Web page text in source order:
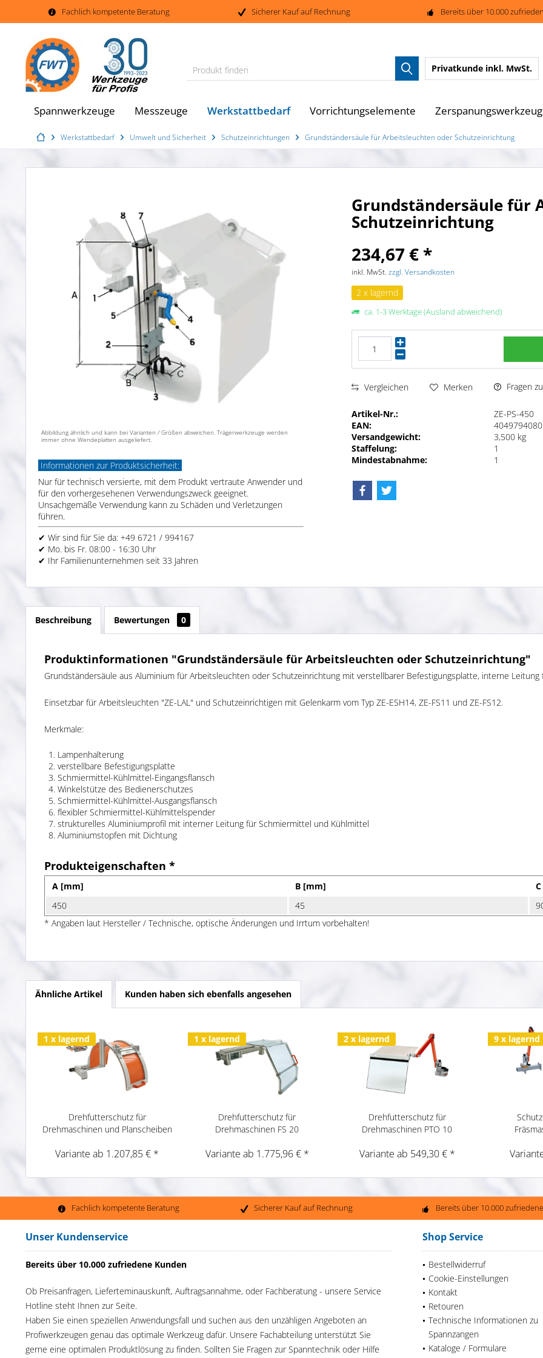
Fachlich kompetente Beratung Sicherer Kauf auf Rechnung Bereits über 10.000
Produkt finden Privatkunde inkl. MwSt.
Spannwerkzeuge Messzeuge Werkstattbedarf Vorrichtungselemente
Werkstattbedarf Umwelt und Sicherheit Schutzeinrichtungen Grundständersäule für Arbeitsleuchten oder Schutzeinrichtung
Abbildung ähnlich und kann bei Varianten / Größen abweichen. Trägerwerkzeuge werden
immer ohne Wendeplatten ausgeliefert.
Informationen zur Produktsicherheit:
Nur für technisch versierte, mit dem Produkt vertraute Anwender und
für den vorhergesehenen Verwendungszweck geeignet.
Unsachgemäße Verwendung kann zu Schäden und Verletzungen
führen.
✔ Wir sind für Sie da: +49 6721 / 994167
✔ Mo. bis Fr. 08:00 - 16:30 Uhr
✔ Ihr Familienunternehmen seit 33 Jahren
Grundständersäule für
Schutzeinrichtung
234,67 € *
inkl. MwSt.zzgl. Versandkosten
2 x lagernd
ca. 1-3 Werktage (Ausland abweichend)
Vergleichen Merken Fragen
Artikel-Nr.:
ZE-PS-450
EAN:
Versandgewicht:
3,500 kg
Staffelung:
1
Mindestabnahme:
1
Beschreibung Bewertungen 0
Produktinformationen "Grundständersäule für Arbeitsleuchten oder Schutzeinrichtung"
Grundständersäule aus Aluminium für Arbeitsleuchten oder Schutzeinrichtung mit verstellbarer Befestigungsplatte, interne
Einsetzbar für Arbeitsleuchten "ZE-LAL" und Schutzeinrichtigen mit Gelenkarm vom Typ ZE-ESH14, ZE-FS11 und ZE-FS12.
Merkmale:
Lampenhalterung
verstellbare Befestigungsplatte
Schmiermittel-Kühlmittel-Eingangsflansch
Winkelstütze des Bedienerschutzes
Schmiermittel-Kühlmittel-Ausgangsflansch
flexibler Schmiermittel-Kühlmittelspender
strukturelles Aluminiumprofil mit interner Leitung für Schmiermittel und Kühlmittel
Aluminiumstopfen mit Dichtung
Produkteigenschaften *
A [mm] B [mm]
450
45
* Angaben laut Hersteller / Technische, optische Änderungen und Irrtum vorbehalten!
Ähnliche Artikel Kunden haben sich ebenfalls angesehen
1 x lagernd
Drehfutterschutz für
Drehmaschinen und Planscheiben
Variante ab 1.207,85 € *
1 x lagernd
Drehfutterschutz für
Drehmaschinen FS 20
Variante ab 1.775,96 € *
2 x lagernd
Drehfutterschutz für
Drehmaschinen PTO 10
Variante ab 549,30 € *
9 x lagernd
Fachlich kompetente Beratung Sicherer Kauf auf Rechnung Bereits über 10.000
Unser Kundenservice
Bereits über 10.000 zufriedene Kunden
Ob Preisanfragen, Lieferteminauskunft, Auftragsannahme, oder Fachberatung - unsere Service
Hotline steht Ihnen zur Seite.
Haben Sie einen speziellen Anwendungsfall und suchen aus den unzähligen Angeboten an
Profiwerkzeugen genau das optimale Werkzeug dafür. Unsere Fachabteilung unterstützt Sie
gerne eine optimalen Produktlösung zu finden. Sollten Sie Fragen zur Spanntechnik oder Hilfe
Shop Service
Bestellwiderruf
Cookie-Einstellungen
Kontakt
Retouren
Technische Informationen zu
Spannzangen
Kataloge / Formulare